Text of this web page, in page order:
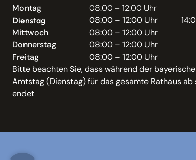
Montag 08:00 – 12:00 Uhr
Dienstag 08:00 – 12:00 Uhr
Mittwoch
08:00 – 12:00 Uhr
Donnerstag
08:00 – 12:00 Uhr
Freitag
08:00 – 12:00 Uhr
Bitte beachten Sie, dass während der
Amtstag (Dienstag) für das gesamte Rathaus
endet